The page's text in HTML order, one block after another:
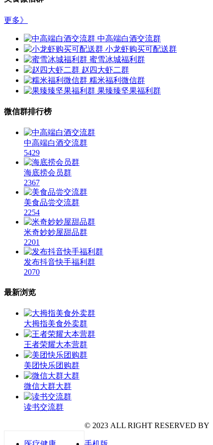
更多》
中高端白酒交流群
小龙虾购买可配送群
蜜雪冰城福利群
赵四大虾二群
糯米福利微信群
果臻臻坚果福利群
微信群排行榜
中高端白酒交流群
5429
海底捞会员群
2367
美食品尝交流群
2254
米奇妙妙屋甜品群
2201
发布抖音快手福利群
2070
最新浏览
大拇指美食外卖群
王者荣耀大本营群
美团快乐团购群
微信大群大群
读书交流群
© 2023 ALL RIGHT RESERVED BY